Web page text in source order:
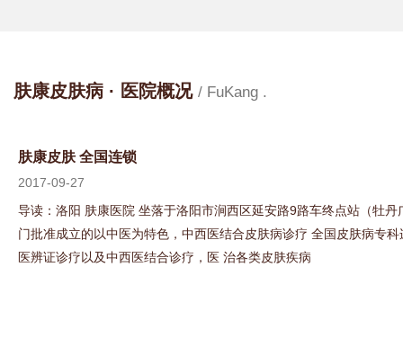
肤康皮肤病 · 医院概况 / FuKang .
肤康皮肤 全国连锁
2017-09-27
导读：洛阳 肤康医院 坐落于洛阳市涧西区延安路9路车终点站（牡丹
门批准成立的以中医为特色，中西医结合皮肤病诊疗 全国皮肤病专
医辨证诊疗以及中西医结合诊疗，医 治各类皮肤疾病